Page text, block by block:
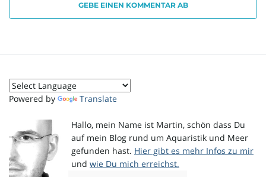
i
GEBE EINEN KOMMENTAR AB
Powered by Translate
Hallo, mein Name ist Martin, schön dass Du
auf mein Blog rund um Aquaristik und Meer
gefunden hast. Hier gibt es mehr Infos zu mir
und wie Du mich erreichst.